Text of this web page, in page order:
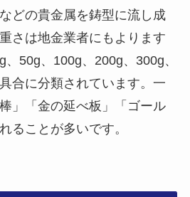
どの貴金属を鋳型に流し成
さは地金業者にもよります
50g、100g、200g、300g、
合に分類されています。一
」「金の延べ板」「ゴール
ることが多いです。